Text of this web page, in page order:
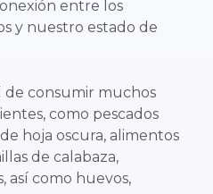
entre los
y nuestro estado de
de consumir muchos
como pescados
hoja oscura, alimentos
de calabaza,
así como huevos,